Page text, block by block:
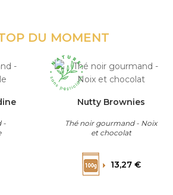
DU MOMENT
-
Nutty Brownies
Thé noir gourmand - Noix
et chocolat
Prix
13,27 €